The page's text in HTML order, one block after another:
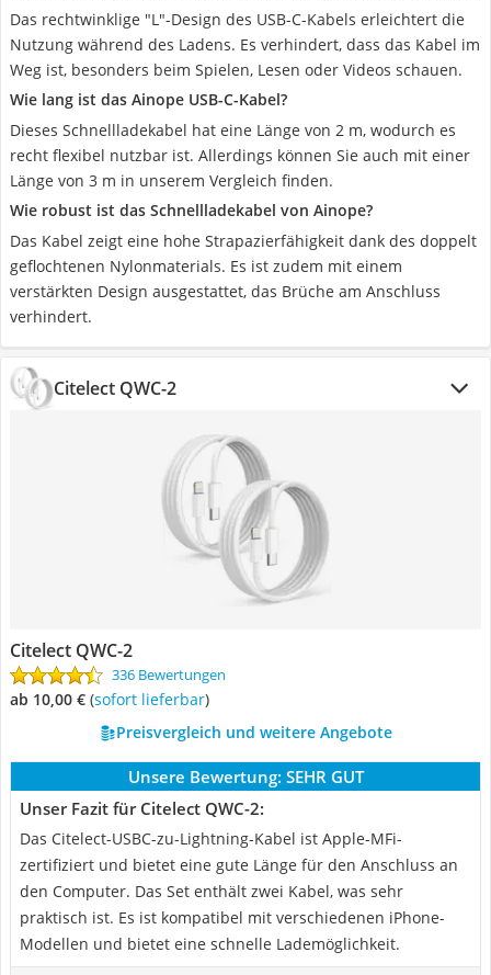
Das rechtwinklige "L"-Design des USB-C-Kabels erleichtert die
Nutzung während des Ladens. Es verhindert, dass das Kabel im
Weg ist, besonders beim Spielen, Lesen oder Videos schauen.
Wie lang ist das Ainope USB-C-Kabel?
Dieses Schnellladekabel hat eine Länge von 2 m, wodurch es
recht flexibel nutzbar ist. Allerdings können Sie auch mit einer
Länge von 3 m in unserem Vergleich finden.
Wie robust ist das Schnellladekabel von Ainope?
Das Kabel zeigt eine hohe Strapazierfähigkeit dank des doppelt
geflochtenen Nylonmaterials. Es ist zudem mit einem
verstärkten Design ausgestattet, das Brüche am Anschluss
verhindert.
Citelect QWC-2
Citelect QWC-2
336 Bewertungen
ab 10,00 € ( Sofort lieferbar)
Preisvergleich und weitere Angebote
Unsere Bewertung: SEHR GUT
Unser Fazit für Citelect QWC-2:
Das Citelect-USBC-zu-Lightning-Kabel ist Apple-MFi-
zertifiziert und bietet eine gute Länge für den Anschluss an
den Computer. Das Set enthält zwei Kabel, was sehr
praktisch ist. Es ist kompatibel mit verschiedenen iPhone-
Modellen und bietet eine schnelle Lademöglichkeit.